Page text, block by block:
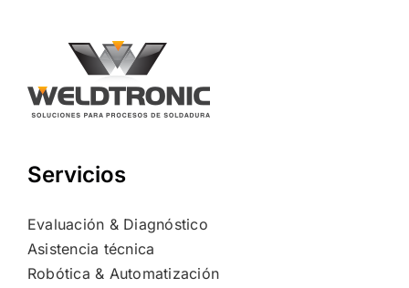
Servicios
Evaluación & Diagnóstico
Asistencia técnica
Robótica & Automatización